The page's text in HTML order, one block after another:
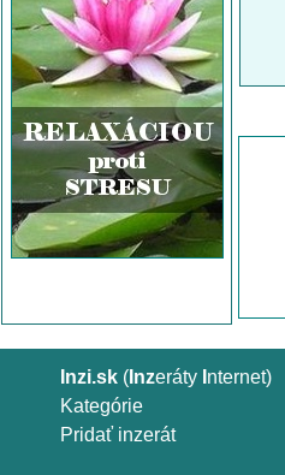
Inzi.sk ( Inzeráty nternet)
Kategórie
Pridať inzerát